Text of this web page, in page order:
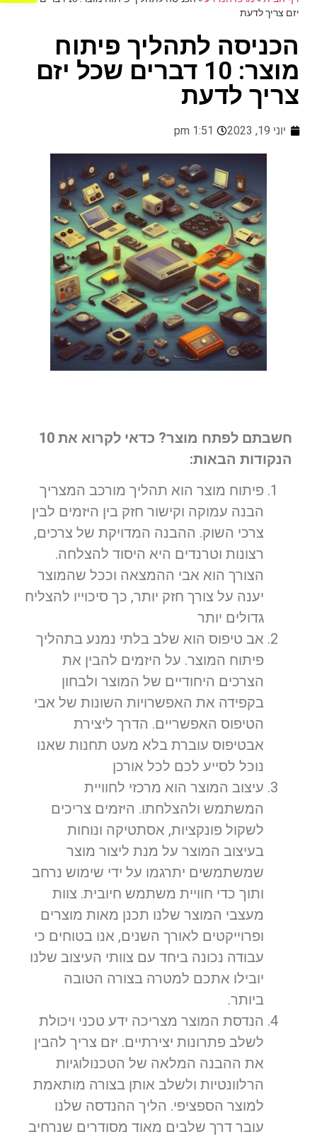
יזם צריך לדעת
הכניסה לתהליך פיתוח
מוצר: 10 דברים שכל יזם
צריך לדעת
יוני 19, 2023 1:51 pm
חשבתם לפתח מוצר? כדאי לקרוא את 10
הנקודות הבאות:
פיתוח מוצר הוא תהליך מורכב המצריך
הבנה עמוקה וקישור חזק בין היזמים לבין
צרכי השוק. ההבנה המדויקת של צרכים,
רצונות וטרנדים היא היסוד להצלחה.
הצורך הוא אבי ההמצאה וככל שהמוצר
יענה על צורך חזק יותר, כך סיכוייו להצליח
גדולים יותר
אב טיפוס הוא שלב בלתי נמנע בתהליך
פיתוח המוצר. על היזמים להבין את
הצרכים היחודיים של המוצר ולבחון
בקפידה את האפשרויות השונות של אבי
הטיפוס האפשריים. הדרך ליצירת
אבטיפוס עוברת בלא מעט תחנות שאנו
נוכל לסייע לכם לכל אורכן
עיצוב המוצר הוא מרכזי לחוויית
המשתמש ולהצלחתו. היזמים צריכים
לשקול פונקציות, אסתטיקה ונוחות
בעיצוב המוצר על מנת ליצור מוצר
שמשתמשים יתרגמו על ידי שימוש נרחב
ותוך כדי חוויית משתמש חיובית. צוות
מעצבי המוצר שלנו תכנן מאות מוצרים
ופרוייקטים לאורך השנים, אנו בטוחים כי
עבודה נכונה ביחד עם צוותי העיצוב שלנו
יובילו אתכם למטרה בצורה הטובה
ביותר.
הנדסת המוצר מצריכה ידע טכני ויכולת
לשלב פתרונות יצירתיים. יזם צריך להבין
את ההבנה המלאה של הטכנולוגיות
הרלוונטיות ולשלב אותן בצורה מותאמת
למוצר הספציפי. הליך ההנדסה שלנו
עובר דרך שלבים מאוד מסודרים שנרחיב